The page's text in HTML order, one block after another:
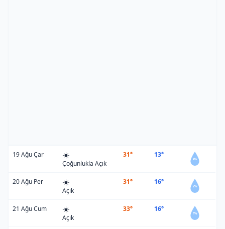
19 Ağu Çar ☀️
Çoğunlukla Açık
31° 13°
4%
20 Ağu Per ☀️
Açık
31° 16°
2%
21 Ağu Cum ☀️
Açık
33° 16°
1%